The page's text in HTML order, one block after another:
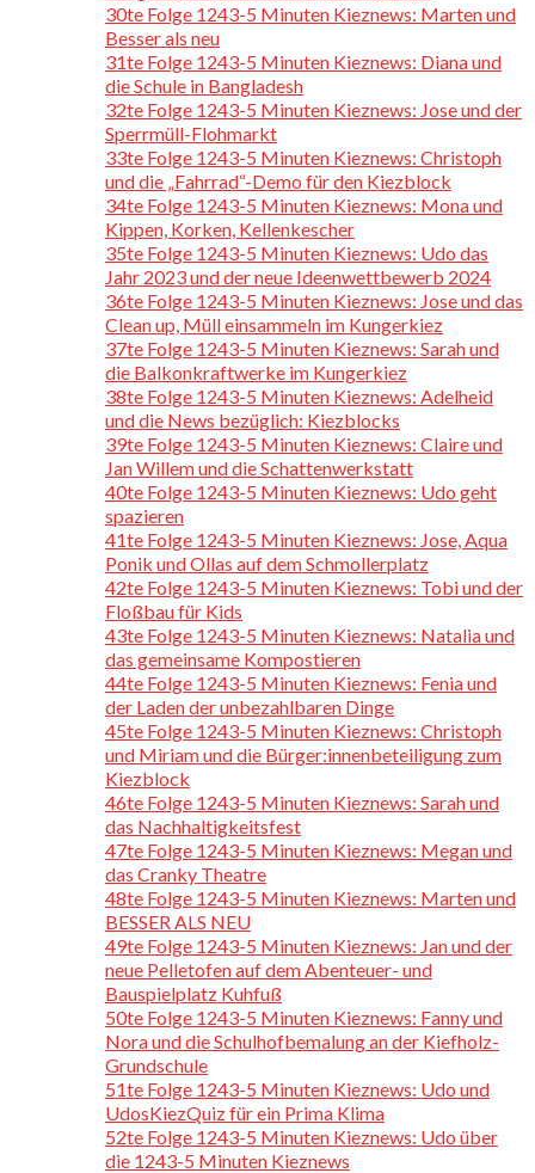
30te Folge 1243-5 Minuten Kieznews: Marten und
Besser als neu
31te Folge 1243-5 Minuten Kieznews: Diana und
die Schule in Bangladesh
32te Folge 1243-5 Minuten Kieznews: Jose und der
Sperrmüll-Flohmarkt
33te Folge 1243-5 Minuten Kieznews: Christoph
und die „Fahrrad“-Demo für den Kiezblock
34te Folge 1243-5 Minuten Kieznews: Mona und
Kippen, Korken, Kellenkescher
35te Folge 1243-5 Minuten Kieznews: Udo das
Jahr 2023 und der neue Ideenwettbewerb 2024
36te Folge 1243-5 Minuten Kieznews: Jose und das
Clean up, Müll einsammeln im Kungerkiez
37te Folge 1243-5 Minuten Kieznews: Sarah und
die Balkonkraftwerke im Kungerkiez
38te Folge 1243-5 Minuten Kieznews: Adelheid
und die News bezüglich: Kiezblocks
39te Folge 1243-5 Minuten Kieznews: Claire und
Jan Willem und die Schattenwerkstatt
40te Folge 1243-5 Minuten Kieznews: Udo geht
spazieren
41te Folge 1243-5 Minuten Kieznews: Jose, Aqua
Ponik und Ollas auf dem Schmollerplatz
42te Folge 1243-5 Minuten Kieznews: Tobi und der
Floßbau für Kids
43te Folge 1243-5 Minuten Kieznews: Natalia und
das gemeinsame Kompostieren
44te Folge 1243-5 Minuten Kieznews: Fenia und
der Laden der unbezahlbaren Dinge
45te Folge 1243-5 Minuten Kieznews: Christoph
und Miriam und die Bürger:innenbeteiligung zum
Kiezblock
46te Folge 1243-5 Minuten Kieznews: Sarah und
das Nachhaltigkeitsfest
47te Folge 1243-5 Minuten Kieznews: Megan und
das Cranky Theatre
48te Folge 1243-5 Minuten Kieznews: Marten und
BESSER ALS NEU
49te Folge 1243-5 Minuten Kieznews: Jan und der
neue Pelletofen auf dem Abenteuer- und
Bauspielplatz Kuhfuß
50te Folge 1243-5 Minuten Kieznews: Fanny und
Nora und die Schulhofbemalung an der Kiefholz-
Grundschule
51te Folge 1243-5 Minuten Kieznews: Udo und
UdosKiezQuiz für ein Prima Klima
52te Folge 1243-5 Minuten Kieznews: Udo über
die 1243-5 Minuten Kieznews